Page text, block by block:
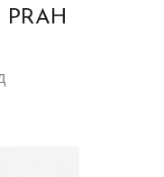
PRAH